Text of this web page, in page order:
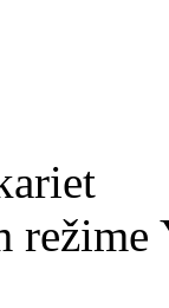
režime